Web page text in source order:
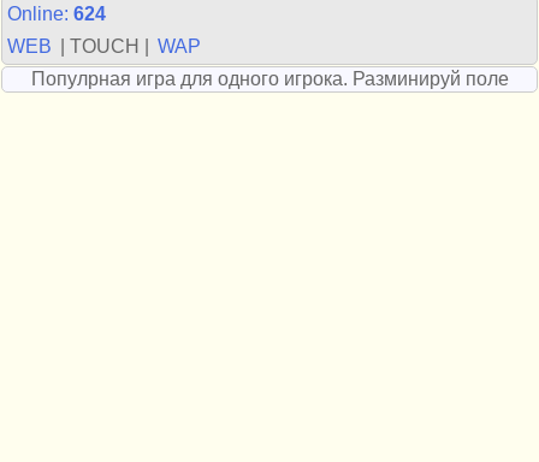
Online: 624
WEB
| TOUCH |
WAP
Популрная игра для одного игрока. Разминируй поле